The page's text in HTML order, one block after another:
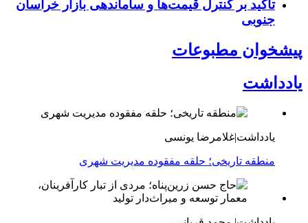
تأکید بر کنترل قیمت‌ها و ساماندهی بازار خراسان
جنوبی
پیشخوان مطبوعات
یادداشت
یادداشت|غلامرضا یونسی
منطقه تاریخی؛ حلقه مفقوده مدیریت شهری